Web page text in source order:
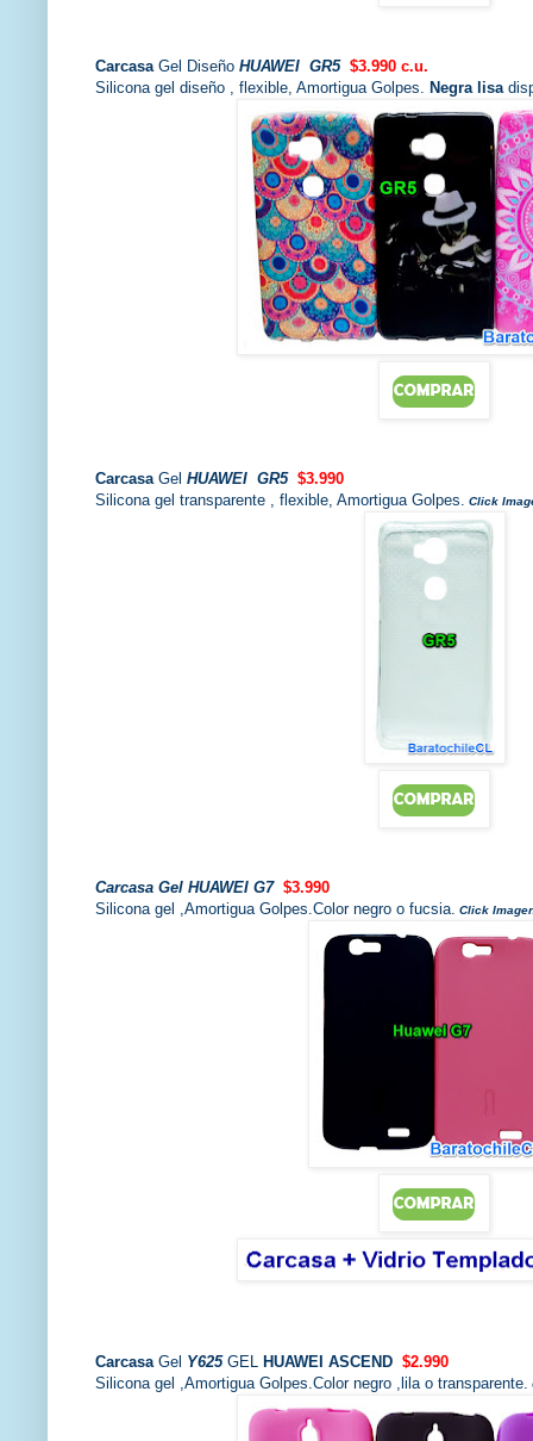
Carcasa Gel Diseño HUAWEI GR5 $3.990 c.u.
Silicona gel diseño , flexible, Amortigua Golpes. Negra lisa
Carcasa Gel HUAWEI GR5 $3.990
Silicona gel transparente , flexible, Amortigua Golpes. Click
Carcasa Gel HUAWEI G7 $3.990
Silicona gel ,Amortigua Golpes.Color negro o fucsia. Click
Carcasa Gel Y625 GEL HUAWEI ASCEND $2.990
Silicona gel ,Amortigua Golpes.Color negro ,lila o transparente.